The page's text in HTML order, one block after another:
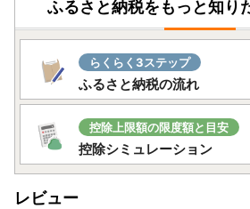
ふるさと納税をもっと知り
らくらく3ステップ
ふるさと納税の流れ
控除上限額の限度額と目安
控除シミュレーション
レビュー